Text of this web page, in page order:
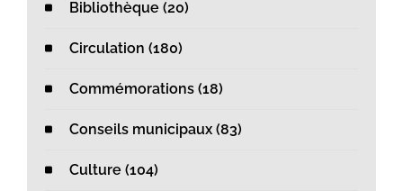
Bibliothèque (20)
Circulation (180)
Commémorations (18)
Conseils municipaux (83)
Culture (104)